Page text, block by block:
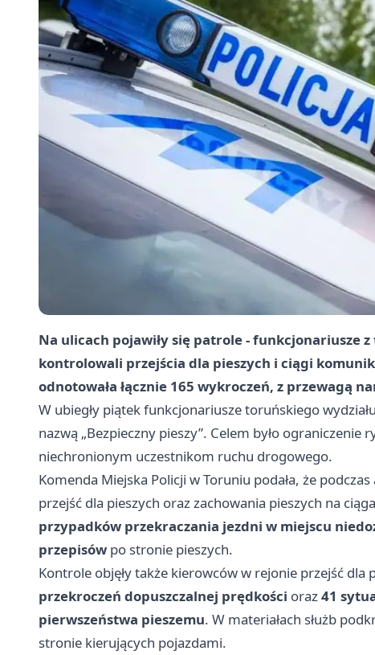
Na ulicach pojawiły się patrole - funkcjonariusze
kontrolowali przejścia dla pieszych i ciągi
odnotowała łącznie 165 wykroczeń, z przewagą
W ubiegły piątek funkcjonariusze toruńskiego
nazwą „Bezpieczny pieszy”. Celem było
niechronionym uczestnikom ruchu drogowego.
Komenda Miejska Policji w Toruniu podała, że
przejść dla pieszych oraz zachowania pieszych na
przypadków przekraczania jezdni w miejscu
przepisów po stronie pieszych.
Kontrole objęły także kierowców w rejonie przejść dla
przekroczeń dopuszczalnej prędkości oraz41
pierwszeństwa pieszemu. W materiałach służb
stronie kierujących pojazdami.